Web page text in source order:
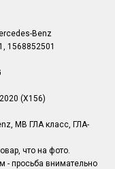
Benz
1568852501
(X156)
MB ГЛА класс, ГЛА-
что на фото.
просьба внимательно